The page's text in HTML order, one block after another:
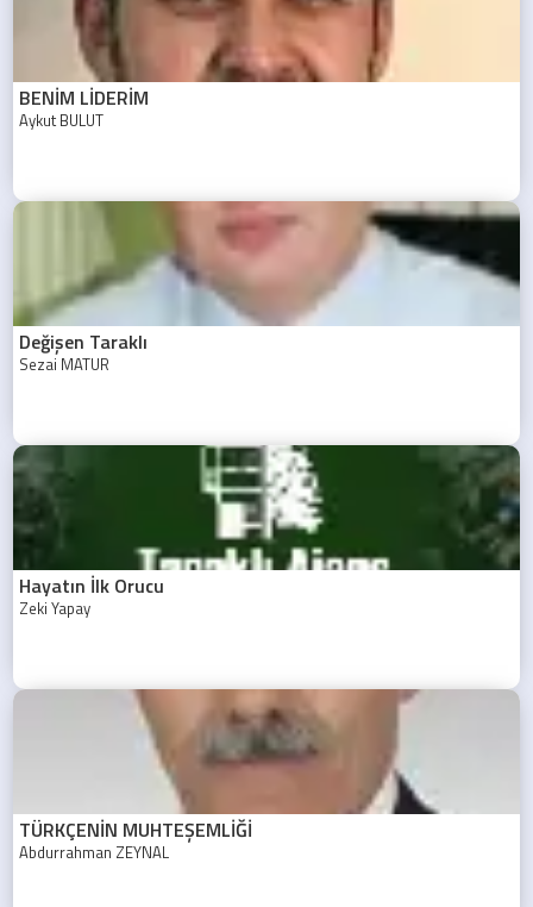
BENİM LİDERİM
Aykut BULUT
Değişen Taraklı
Sezai MATUR
Hayatın İlk Orucu
Zeki Yapay
TÜRKÇENİN MUHTEŞEMLİĞİ
Abdurrahman ZEYNAL